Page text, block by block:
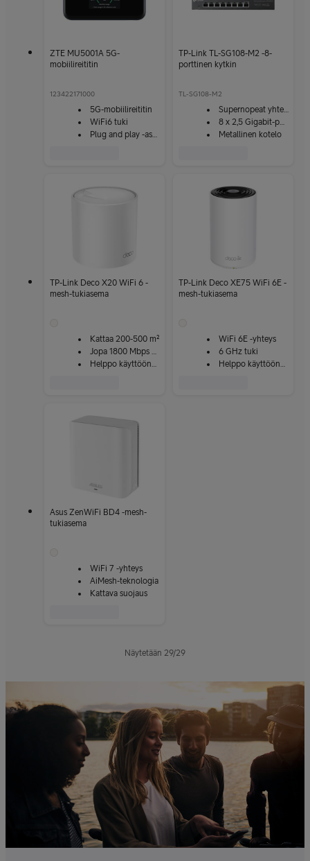
ZTE MU5001A 5G-
mobiilireititin
123422171000
5G-mobiilireititin
WiFi6 tuki
Plug and play -asennus
TP-Link TL-SG108-M2 -8-
porttinen kytkin
TL-SG108-M2
Supernopeat yhteydet
8 x 2,5 Gigabit-porttia
Metallinen kotelo
TP-Link Deco X20 WiFi 6 -
mesh-tukiasema
Kattaa 200-500 m²
Jopa 1800 Mbps nopeus
Helppo käyttöönotto
TP-Link Deco XE75 WiFi 6E -
mesh-tukiasema
WiFi 6E -yhteys
6 GHz tuki
Helppo käyttöönotto
Asus ZenWiFi BD4 -mesh-
tukiasema
WiFi 7 -yhteys
AiMesh-teknologia
Kattava suojaus
Näytetään 29/29